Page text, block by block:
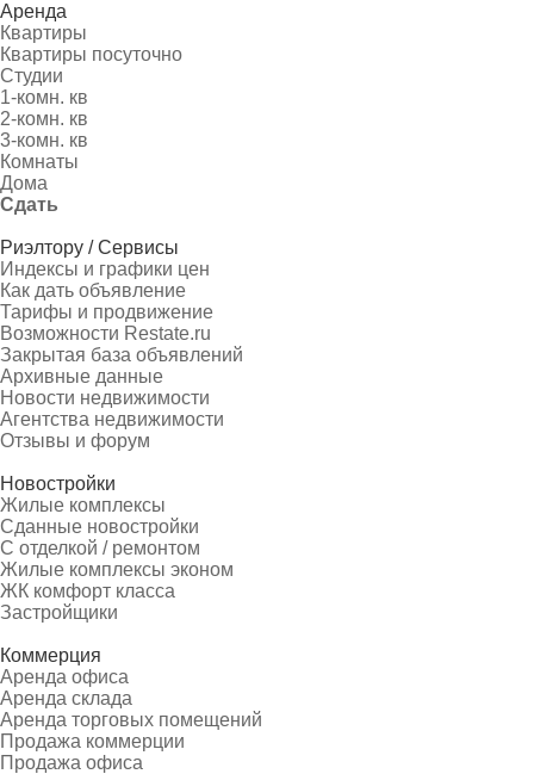
Аренда
Квартиры
Квартиры посуточно
Студии
1-комн. кв
2-комн. кв
3-комн. кв
Комнаты
Дома
Сдать
Риэлтору / Сервисы
Индексы и графики цен
Как дать объявление
Тарифы и продвижение
Возможности Restate.ru
Закрытая база объявлений
Архивные данные
Новости недвижимости
Агентства недвижимости
Отзывы и форум
Новостройки
Жилые комплексы
Сданные новостройки
С отделкой / ремонтом
Жилые комплексы эконом
ЖК комфорт класса
Застройщики
Коммерция
Аренда офиса
Аренда склада
Аренда торговых помещений
Продажа коммерции
Продажа офиса